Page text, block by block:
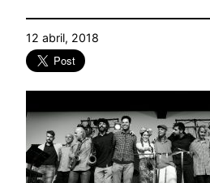
12 abril, 2018